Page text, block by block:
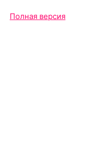
Полная версия